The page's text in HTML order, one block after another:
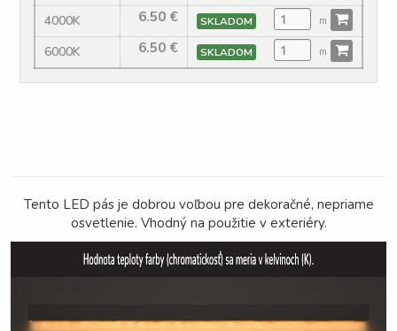
4000K 6.50 € SKLADOM m
6000K 6.50 € SKLADOM m
Tento LED pás je dobrou voľbou pre dekoračné, nepriame
osvetlenie. Vhodný na použitie v exteriéry.